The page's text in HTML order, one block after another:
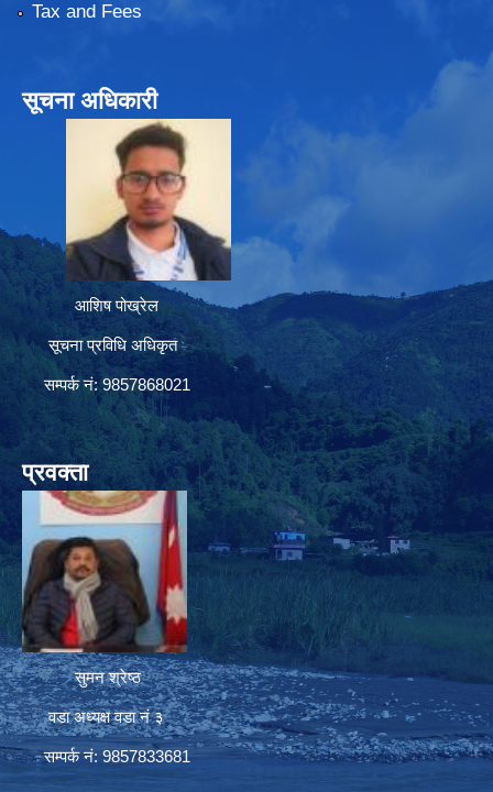
Tax and Fees
सूचना अधिकारी
आशिष पोख्रेल
सूचना प्रविधि अधिकृत
सम्पर्क नं: 9857868021
प्रवक्ता
सुमन श्रेष्ठ
वडा अध्यक्ष वडा नं ३
सम्पर्क नं: 9857833681